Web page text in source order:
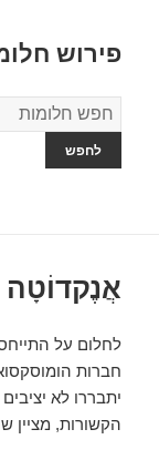
פירוש
מילון
החלומות
אֲנֶקדוֹטָה
לחלום על
חברות
יתבררו לא
הקשורות,